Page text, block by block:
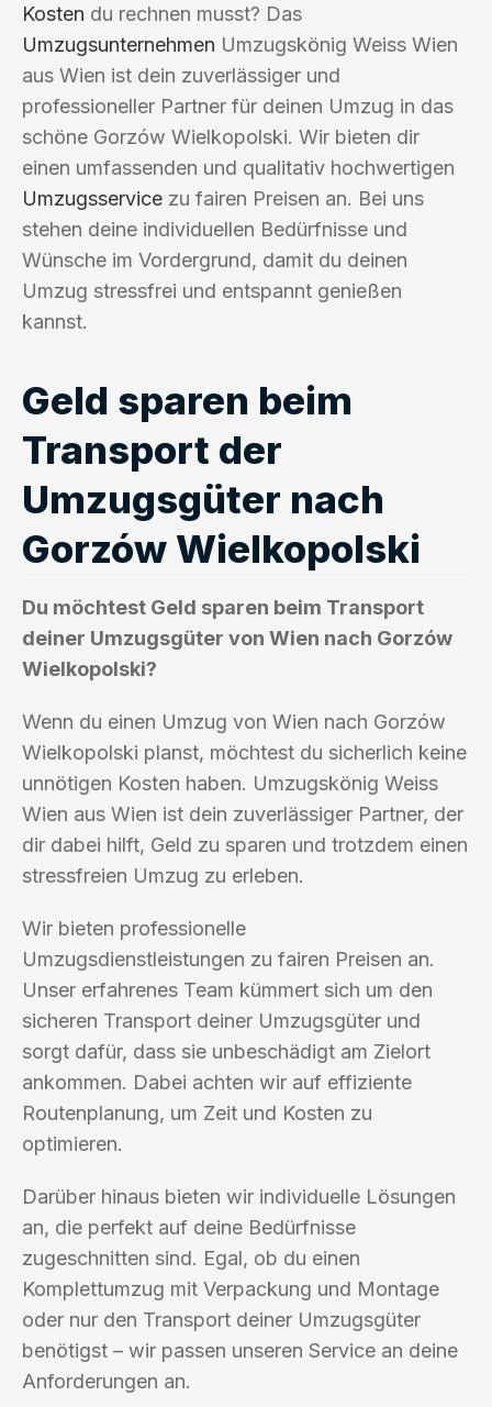
Kosten du rechnen musst? Das
Umzugsunternehmen Umzugskönig Weiss Wien
aus Wien ist dein zuverlässiger und
professioneller Partner für deinen Umzug in das
schöne Gorzów Wielkopolski. Wir bieten dir
einen umfassenden und qualitativ hochwertigen
Umzugsservice zu fairen Preisen an. Bei uns
stehen deine individuellen Bedürfnisse und
Wünsche im Vordergrund, damit du deinen
Umzug stressfrei und entspannt genießen
kannst.
Geld sparen beim
Transport der
Umzugsgüter nach
Gorzów Wielkopolski
Du möchtest Geld sparen beim Transport
deiner Umzugsgüter von Wien nach Gorzów
Wielkopolski?
Wenn du einen Umzug von Wien nach Gorzów
Wielkopolski planst, möchtest du sicherlich keine
unnötigen Kosten haben. Umzugskönig Weiss
Wien aus Wien ist dein zuverlässiger Partner, der
dir dabei hilft, Geld zu sparen und trotzdem einen
stressfreien Umzug zu erleben.
Wir bieten professionelle
Umzugsdienstleistungen zu fairen Preisen an.
Unser erfahrenes Team kümmert sich um den
sicheren Transport deiner Umzugsgüter und
sorgt dafür, dass sie unbeschädigt am Zielort
ankommen. Dabei achten wir auf effiziente
Routenplanung, um Zeit und Kosten zu
optimieren.
Darüber hinaus bieten wir individuelle Lösungen
an, die perfekt auf deine Bedürfnisse
zugeschnitten sind. Egal, ob du einen
Komplettumzug mit Verpackung und Montage
oder nur den Transport deiner Umzugsgüter
benötigst – wir passen unseren Service an deine
Anforderungen an.